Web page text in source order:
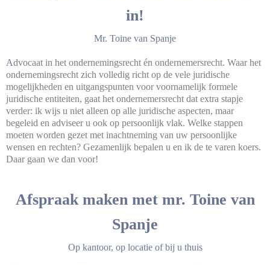
in!
Mr. Toine van Spanje
Advocaat in het ondernemingsrecht én ondernemersrecht. Waar het
ondernemingsrecht zich volledig richt op de vele juridische
mogelijkheden en uitgangspunten voor voornamelijk formele
juridische entiteiten, gaat het ondernemersrecht dat extra stapje
verder: ik wijs u niet alleen op alle juridische aspecten, maar
begeleid en adviseer u ook op persoonlijk vlak. Welke stappen
moeten worden gezet met inachtneming van uw persoonlijke
wensen en rechten? Gezamenlijk bepalen u en ik de te varen koers.
Daar gaan we dan voor!
Afspraak maken met mr. Toine van
Spanje
Op kantoor, op locatie of bij u thuis